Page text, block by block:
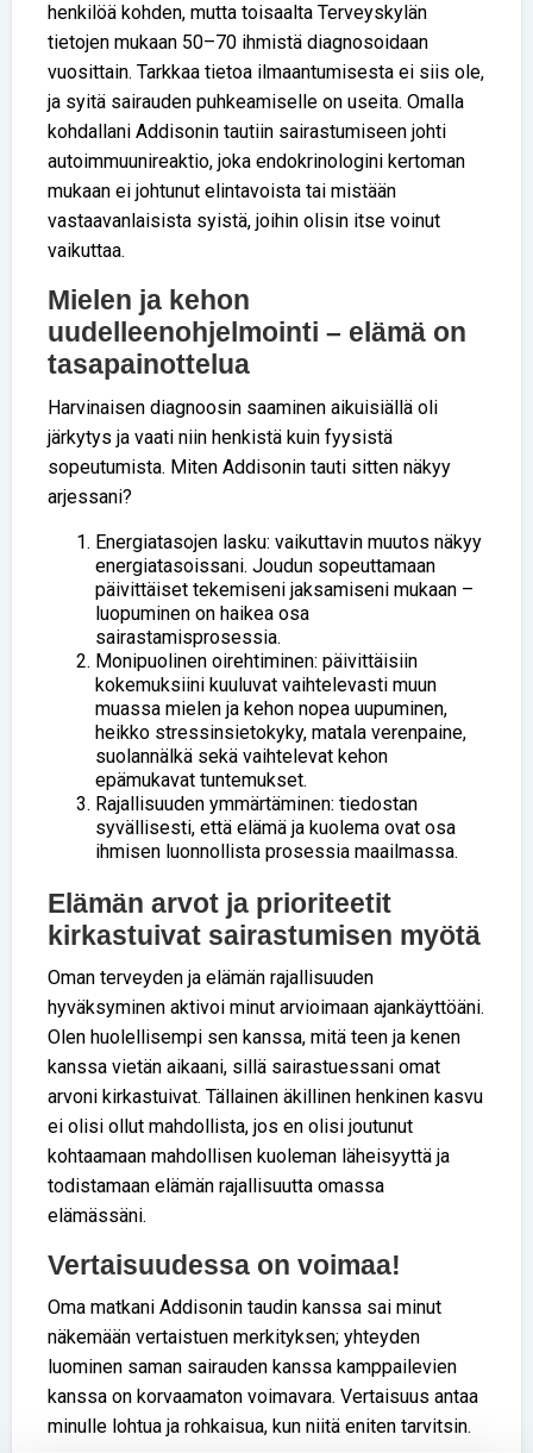
henkilöä kohden, mutta toisaalta Terveyskylän
tietojen mukaan 50–70 ihmistä diagnosoidaan
vuosittain. Tarkkaa tietoa ilmaantumisesta ei siis ole,
ja syitä sairauden puhkeamiselle on useita. Omalla
kohdallani Addisonin tautiin sairastumiseen johti
autoimmuunireaktio, joka endokrinologini kertoman
mukaan ei johtunut elintavoista tai mistään
vastaavanlaisista syistä, joihin olisin itse voinut
vaikuttaa.
Mielen ja kehon
uudelleenohjelmointi – elämä on
tasapainottelua
Harvinaisen diagnoosin saaminen aikuisiällä oli
järkytys ja vaati niin henkistä kuin fyysistä
sopeutumista. Miten Addisonin tauti sitten näkyy
arjessani?
Energiatasojen lasku: vaikuttavin muutos näkyy
energiatasoissani. Joudun sopeuttamaan
päivittäiset tekemiseni jaksamiseni mukaan –
luopuminen on haikea osa
sairastamisprosessia.
Monipuolinen oirehtiminen: päivittäisiin
kokemuksiini kuuluvat vaihtelevasti muun
muassa mielen ja kehon nopea uupuminen,
heikko stressinsietokyky, matala verenpaine,
suolannälkä sekä vaihtelevat kehon
epämukavat tuntemukset.
Rajallisuuden ymmärtäminen: tiedostan
syvällisesti, että elämä ja kuolema ovat osa
ihmisen luonnollista prosessia maailmassa.
Elämän arvot ja prioriteetit
kirkastuivat sairastumisen myötä
Oman terveyden ja elämän rajallisuuden
hyväksyminen aktivoi minut arvioimaan ajankäyttöäni.
Olen huolellisempi sen kanssa, mitä teen ja kenen
kanssa vietän aikaani, sillä sairastuessani omat
arvoni kirkastuivat. Tällainen äkillinen henkinen kasvu
ei olisi ollut mahdollista, jos en olisi joutunut
kohtaamaan mahdollisen kuoleman läheisyyttä ja
todistamaan elämän rajallisuutta omassa
elämässäni.
Vertaisuudessa on voimaa!
Oma matkani Addisonin taudin kanssa sai minut
näkemään vertaistuen merkityksen; yhteyden
luominen saman sairauden kanssa kamppailevien
kanssa on korvaamaton voimavara. Vertaisuus antaa
minulle lohtua ja rohkaisua, kun niitä eniten tarvitsin.